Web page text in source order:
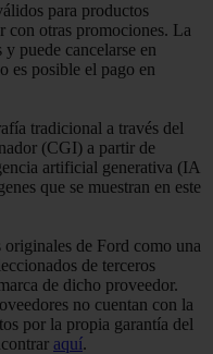
para productos
con otras promociones. La
puede cancelarse en
es posible el pago en
tradicional a través del
(CGI) a partir de
artificial generativa (IA
que se muestran en este
originales de Ford como una
de terceros
de dicho proveedor.
no cuentan con la
por la propia garantía del
aquí.